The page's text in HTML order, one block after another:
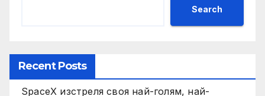
Search
Recent Posts
SpaceX изстреля своя най-голям, най-